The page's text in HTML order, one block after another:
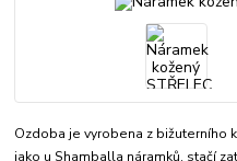
Ozdoba je vyrobena z bižuterního
jako u Shamballa náramků, stačí